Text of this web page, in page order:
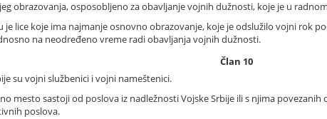
obrazovanja, osposobljeno za obavljanje vojnih dužnosti, koje je u
lice koje ima najmanje osnovno obrazovanje, koje je odslužilo vojni rok
na neodređeno vreme radi obavljanja vojnih dužnosti.
Član 10
su vojni službenici i vojni nameštenici.
mesto sastoji od poslova iz nadležnosti Vojske Srbije ili s njima
poslova.